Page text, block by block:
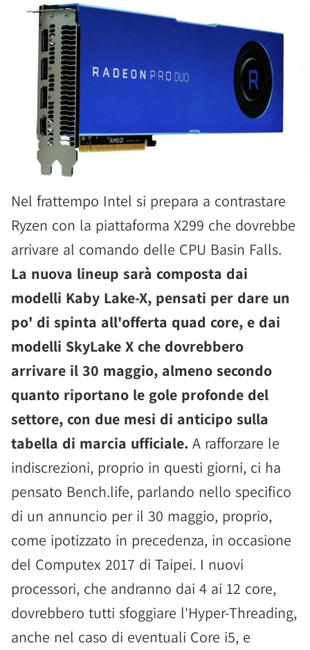
Nel frattempo Intel si prepara a contrastare
Ryzen con la piattaforma X299 che dovrebbe
arrivare al comando delle CPU Basin Falls.
La nuova lineup sarà composta dai
modelli Kaby Lake-X, pensati per dare un
po' di spinta all'offerta quad core, e dai
modelli SkyLake X che dovrebbero
arrivare il 30 maggio, almeno secondo
quanto riportano le gole profonde del
settore, con due mesi di anticipo sulla
tabella di marcia ufficiale. A rafforzare le
indiscrezioni, proprio in questi giorni, ci ha
pensato Bench.life, parlando nello specifico
di un annuncio per il 30 maggio, proprio,
come ipotizzato in precedenza, in occasione
del Computex 2017 di Taipei. I nuovi
processori, che andranno dai 4 ai 12 core,
dovrebbero tutti sfoggiare l'Hyper-Threading,
anche nel caso di eventuali Core i5, e